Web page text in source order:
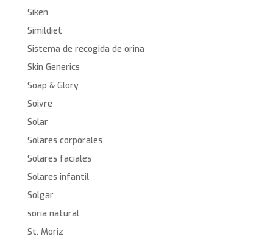
Siken
Simildiet
Sistema de recogida de orina
Skin Generics
Soap & Glory
Soivre
Solar
Solares corporales
Solares faciales
Solares infantil
Solgar
soria natural
St. Moriz